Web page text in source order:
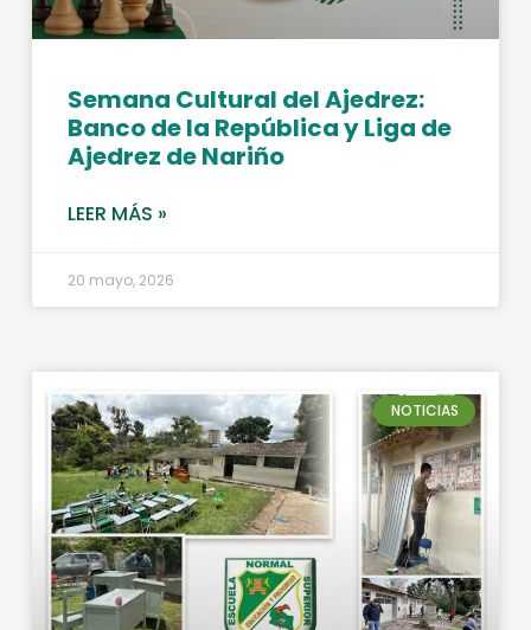
Semana Cultural del Ajedrez:
Banco de la República y Liga de
Ajedrez de Nariño
LEER MÁS »
20 mayo, 2026
NOTICIAS